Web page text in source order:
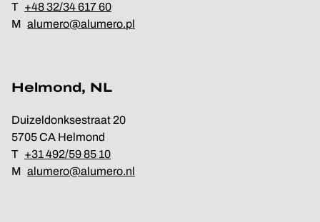
T +48 32/34 617 60
M alumero@alumero.pl
Helmond, NL
Duizeldonksestraat 20
5705 CA Helmond
T +31 492/59 85 10
M alumero@alumero.nl